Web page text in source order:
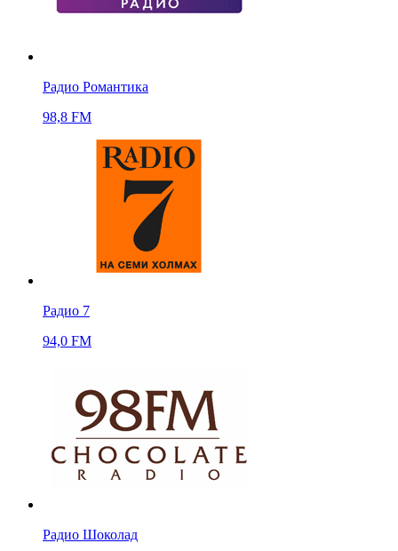
Радио Романтика
98,8 FM
Радио 7
94,0 FM
Радио Шоколад